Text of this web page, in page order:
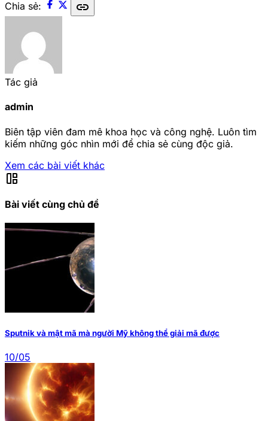
Chia sẻ: link
Tác giả
admin
Biên tập viên đam mê khoa học và công nghệ. Luôn tìm
kiếm những góc nhìn mới để chia sẻ cùng độc giả.
Xem các bài viết khác
auto_awesome_mosaic
Bài viết cùng chủ đề
Sputnik và mật mã mà người Mỹ không thể giải mã được
10/05